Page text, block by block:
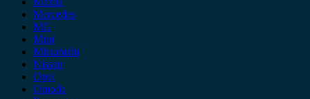
Mercedes
MG
Mini
Mitsubishi
Nissan
Opel
Omoda